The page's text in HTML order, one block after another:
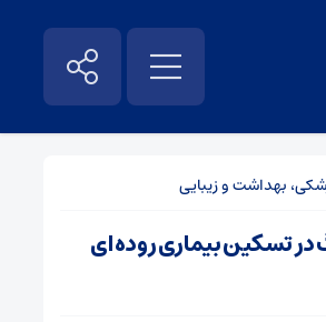
بهداشت و زیبایی
تسکین بیماری روده ای